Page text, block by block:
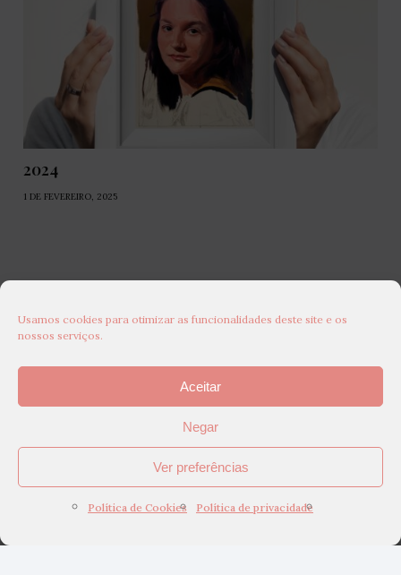
Usamos cookies para otimizar as funcionalidades deste site e os
nossos serviços.
Aceitar
Negar
Ver preferências
Política de Cookies Política de privacidade
2024
1 DE FEVEREIRO, 2025